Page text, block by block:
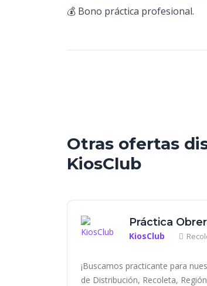
💰 Bono práctica profesional.
Otras ofertas
KiosClub
Práctica
KiosClub
¡Buscamos practicante para
de Distribución, Recoleta,